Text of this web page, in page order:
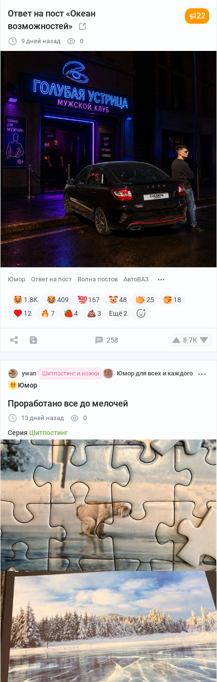
Ответ на пост «Океан
возможностей»
22
9 дней назад 0
Юмор Ответ на пост Волна постов АвтоВАЗ
1.8K 409 167 48 25
18
12
7 4 3 Ещё 2
258 8.7K
ywan Шитпостинг и ножки Юмор для всех и каждого
Юмор
Проработано все до мелочей
13 дней назад 0
Серия Шитпостинг